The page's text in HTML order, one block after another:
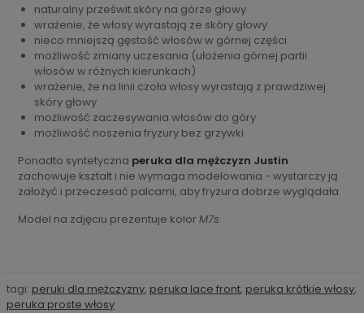
naturalny prześwit skóry na górze głowy
wrażenie, że włosy wyrastają ze skóry głowy
nieco mniejszą gęstość włosów w górnej części
możliwość zmiany uczesania (ułożenia górnej partii
włosów w różnych kierunkach)
wrażenie, że na linii czoła włosy wyrastają z prawdziwej
skóry głowy
możliwość zaczesywania włosów do góry
możliwość noszenia fryzury bez grzywki
Ponadto syntetyczna peruka dla mężczyzn Justin
zachowuje kształt i nie wymaga modelowania - wystarczy ją
założyć i przeczesać palcami, aby fryzura dobrze wyglądała.
Model na zdjęciu prezentuje kolor M7s.
tagi: peruki dla mężczyzny, peruka lace front, peruka krótkie włosy,
peruka proste włosy